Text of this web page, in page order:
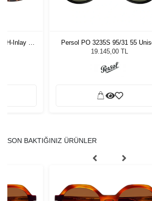
H-Inlay 53-
Persol PO 3235S 95/31 55
Güneş Gözlüğü
19.145,00 TL
SON BAKTIĞINIZ ÜRÜNLER